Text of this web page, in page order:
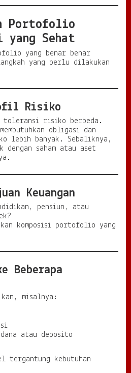
Portofolio
Sehat
yang benar benar
yang perlu dilakukan
Risiko
toleransi risiko berbeda.
obligasi dan
lebih banyak. Sebaliknya,
saham atau aset
Keuangan
pensiun, atau
komposisi portofolio yang
Beberapa
misalnya:
atau deposito
tergantung kebutuhan